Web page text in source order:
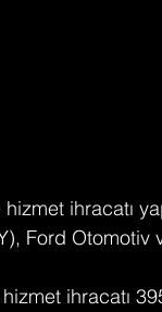
ihracatı
Ford
ihracatı